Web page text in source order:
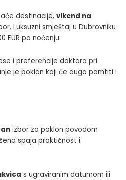
destinacije, vikend na
Luksuzni smještaj u Dubrovniku
EUR po noćenju.
i preferencije doktora pri
je poklon koji će dugo pamtiti i
izbor za poklon povodom
spaja praktičnost i
s ugraviranim datumom ili